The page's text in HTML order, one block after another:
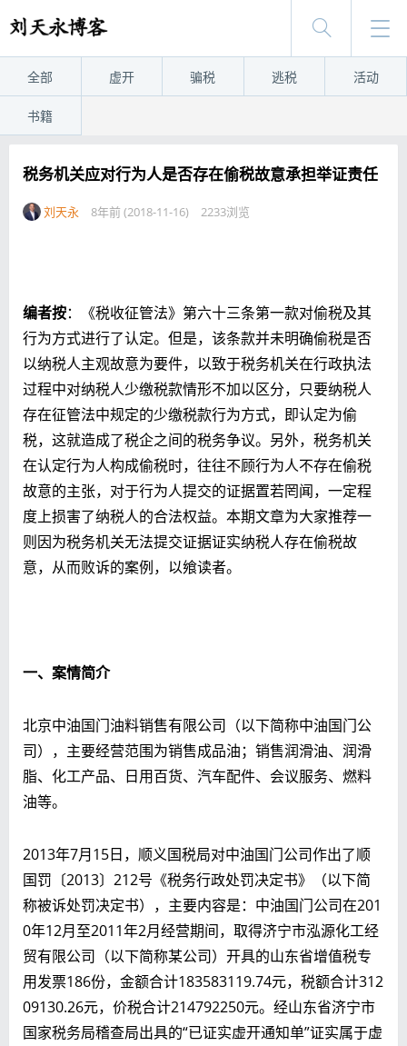
全部 虚开 骗税 逃税 活动
书籍
税务机关应对行为人是否存在偷税故意承担举证责任
刘天永 8年前 (2018-11-16) 2233浏览
编者按：《税收征管法》第六十三条第一款对偷税及其
行为方式进行了认定。但是，该条款并未明确偷税是否
以纳税人主观故意为要件，以致于税务机关在行政执法
过程中对纳税人少缴税款情形不加以区分，只要纳税人
存在征管法中规定的少缴税款行为方式，即认定为偷
税，这就造成了税企之间的税务争议。另外，税务机关
在认定行为人构成偷税时，往往不顾行为人不存在偷税
故意的主张，对于行为人提交的证据置若罔闻，一定程
度上损害了纳税人的合法权益。本期文章为大家推荐一
则因为税务机关无法提交证据证实纳税人存在偷税故
意，从而败诉的案例，以飨读者。
一、案情简介
北京中油国门油料销售有限公司（以下简称中油国门公
司），主要经营范围为销售成品油；销售润滑油、润滑
脂、化工产品、日用百货、汽车配件、会议服务、燃料
油等。
2013年7月15日，顺义国税局对中油国门公司作出了顺
国罚〔2013〕212号《税务行政处罚决定书》（以下简
称被诉处罚决定书），主要内容是：中油国门公司在201
0年12月至2011年2月经营期间，取得济宁市泓源化工经
贸有限公司（以下简称某公司）开具的山东省增值税专
用发票186份，金额合计183583119.74元，税额合计312
09130.26元，价税合计214792250元。经山东省济宁市
国家税务局稽查局出具的“已证实虚开通知单”证实属于虚